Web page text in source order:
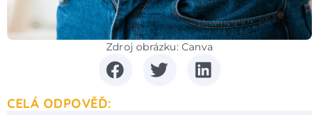
Zdroj obrázku: Canva
CELÁ ODPOVĚĎ: